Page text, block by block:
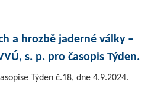
a hrozbě jaderné války –
s. p. pro časopis Týden.
Týden č.18, dne 4.9.2024.